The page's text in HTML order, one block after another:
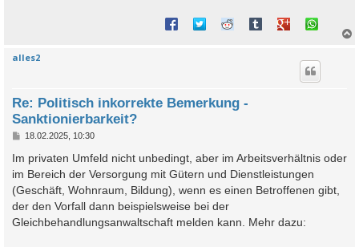
alles2
Re: Politisch inkorrekte Bemerkung -
Sanktionierbarkeit?
B
i
r
a
g
18.02.2025, 10:30
Im privaten Umfeld nicht unbedingt, aber im Arbeitsverhältnis oder
im Bereich der Versorgung mit Gütern und Dienstleistungen
(Geschäft, Wohnraum, Bildung), wenn es einen Betroffenen gibt,
der den Vorfall dann beispielsweise bei der
Gleichbehandlungsanwaltschaft melden kann. Mehr dazu: